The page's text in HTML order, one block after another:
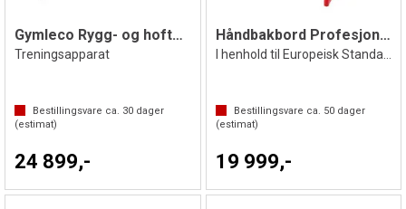
Gymleco Rygg- og hoftehevapparat
Treningsapparat
Bestillingsvare ca. 30 dager
(estimat)
24 899,-
Håndbakbord Profesjonell
Bestillingsvare ca. 50dager
(estimat)
19 999,-